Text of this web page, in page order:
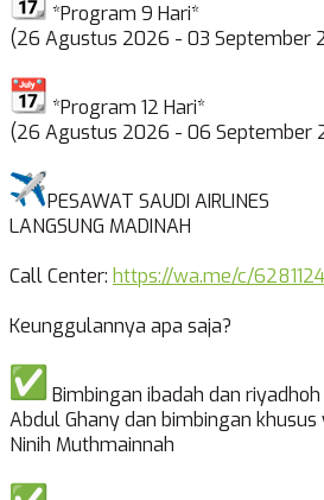
*Program 9 Hari*
(26 Agustus 2026 - 03 September
*Program 12 Hari*
(26 Agustus 2026 - 06 September
PESAWAT SAUDI AIRLINES
LANGSUNG MADINAH
Call Center: https://wa.me/c/
Keunggulannya apa saja?
Bimbingan ibadah dan
Abdul Ghany dan bimbingan
Ninih Muthmainnah